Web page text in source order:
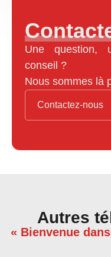
Une question,
conseil ?
Nous sommes là
Contactez-nous
Autres
« Bienvenue